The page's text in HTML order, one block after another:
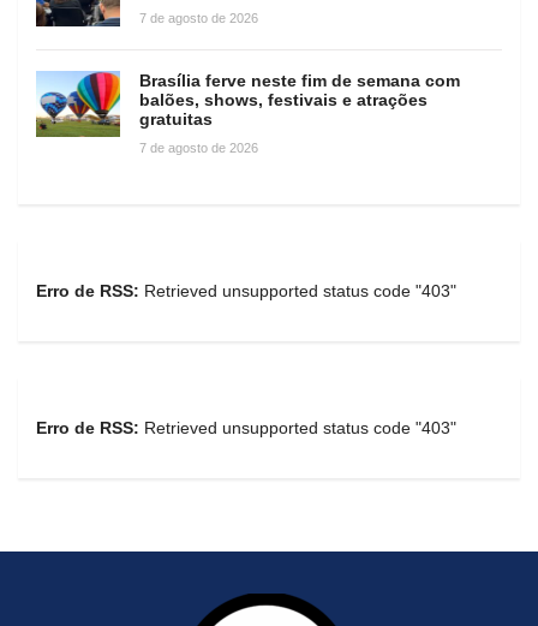
7 de agosto de 2026
Brasília ferve neste fim de semana com
balões, shows, festivais e atrações
gratuitas
7 de agosto de 2026
Erro de RSS: Retrieved unsupported status code "403"
Erro de RSS: Retrieved unsupported status code "403"